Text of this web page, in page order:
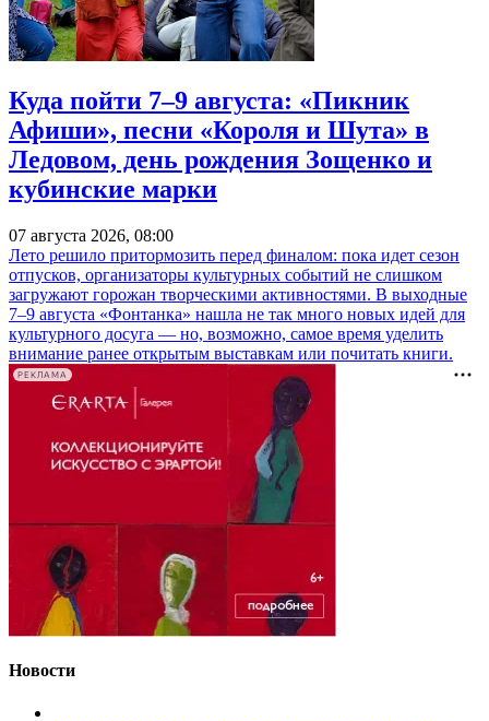
Куда пойти 7–9 августа: «Пикник
Афиши», песни «Короля и Шута» в
Ледовом, день рождения Зощенко и
кубинские марки
07 августа 2026, 08:00
Лето решило притормозить перед финалом: пока идет сезон
отпусков, организаторы культурных событий не слишком
загружают горожан творческими активностями. В выходные
7–9 августа «Фонтанка» нашла не так много новых идей для
культурного досуга — но, возможно, самое время уделить
внимание ранее открытым выставкам или почитать книги.
РЕКЛАМА
Новости